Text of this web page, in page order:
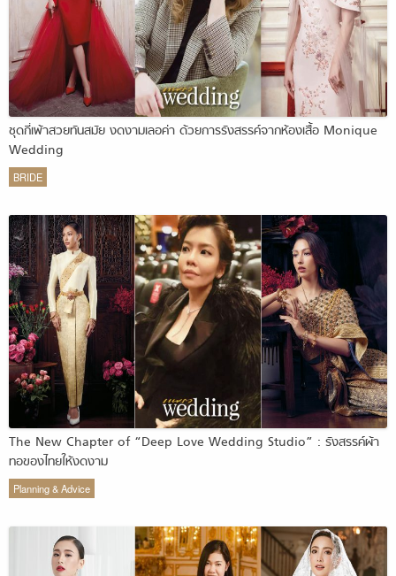
ชุดกี่เพ้าสวยทันสมัย งดงามเลอค่า ด้วยการรังสรรค์จากห้องเสื้อ Monique
Wedding
BRIDE
The New Chapter of “Deep Love Wedding Studio” : รังสรรค์ผ้า
ทอของไทยให้งดงาม
Planning & Advice